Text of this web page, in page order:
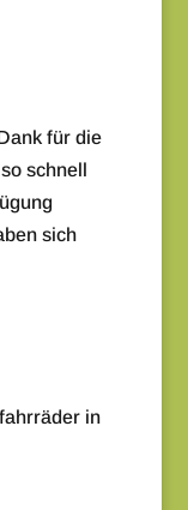
für die
schnell
sich
in